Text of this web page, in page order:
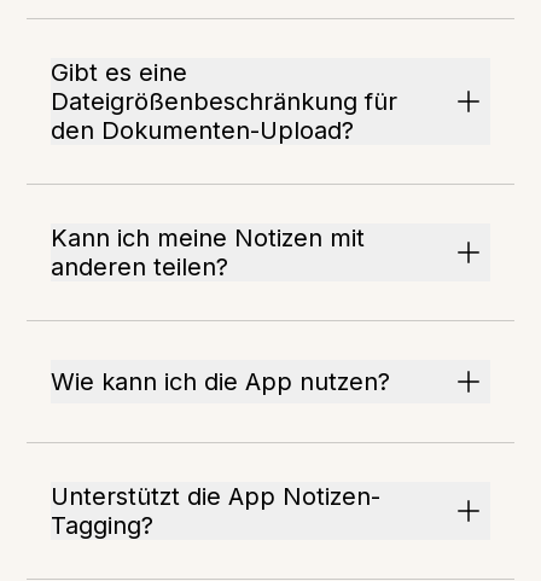
Gibt es eine
Dateigrößenbeschränkung für
den Dokumenten-Upload?
Kann ich meine Notizen mit
anderen teilen?
Wie kann ich die App nutzen?
Unterstützt die App Notizen-
Tagging?